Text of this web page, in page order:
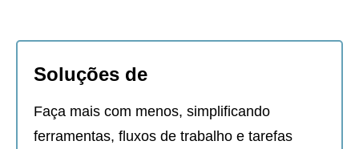
Soluções de
Faça mais com menos, simplificando
ferramentas, fluxos de trabalho e tarefas